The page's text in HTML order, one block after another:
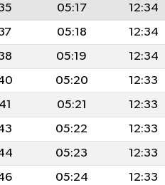
05:17 12:34
05:18 12:34
05:19 12:34
05:20 12:33
05:21 12:33
05:22 12:33
05:23 12:33
05:24 12:33